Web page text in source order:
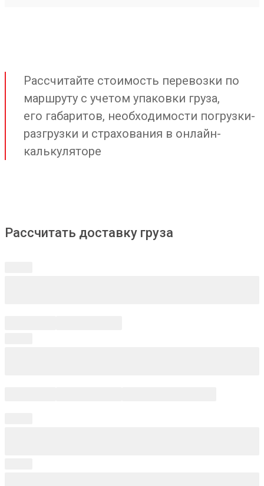
Рассчитайте стоимость перевозки по
маршруту с учетом упаковки груза,
его габаритов, необходимости погрузки-
разгрузки и страхования в онлайн-
калькуляторе
Рассчитать доставку груза